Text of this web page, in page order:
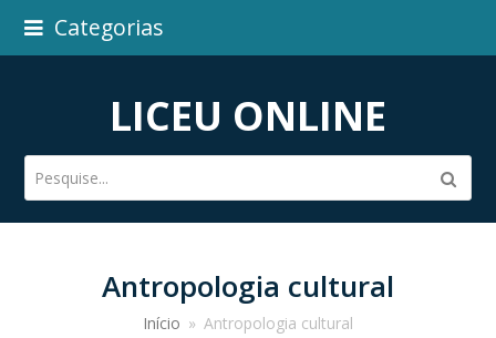
Categorias
LICEU ONLINE
Pesquise...
Antropologia cultural
Início » Antropologia cultural